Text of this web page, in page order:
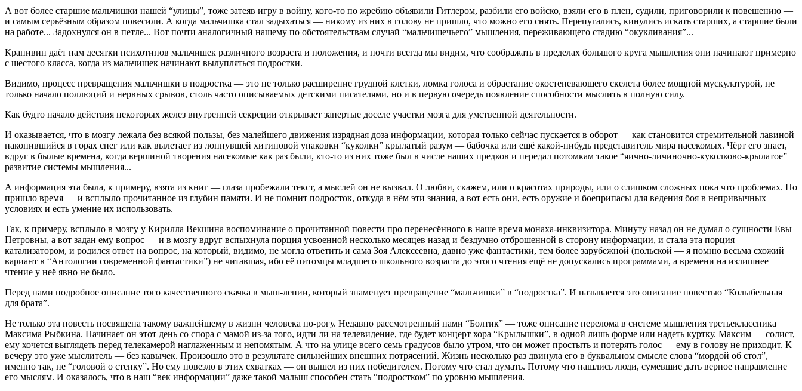
А вот более старшие мальчишки нашей “улицы”, тоже затеяв игру в войну, кого-то по жребию объявили Гитлером, разбили его войско, взяли его в плен, судили, приговорили к повешению —
и самым серьёзным образом повесили. А когда мальчишка стал задыхаться — никому из них в голову не пришло, что можно его снять. Перепугались, кинулись искать старших, а старшие были
на работе... Задохнулся он в петле... Вот почти аналогичный нашему по обстоятельствам случай “мальчишечьего” мышления, переживающего стадию “окукливания”...
Крапивин даёт нам десятки психотипов мальчишек различного возраста и положения, и почти всегда мы видим, что соображать в пределах большого круга мышления они начинают примерно
с шестого класса, когда из мальчишек начинают вылупляться подростки.
Видимо, процесс превращения мальчишки в подростка — это не только расширение грудной клетки, ломка голоса и обрастание окостеневающего скелета более мощной мускулатурой, не
только начало поллюций и нервных срывов, столь часто описываемых детскими писателями, но и в первую очередь появление способности мыслить в полную силу.
Как будто начало действия некоторых желез внутренней секреции открывает запертые доселе участки мозга для умственной деятельности.
И оказывается, что в мозгу лежала без всякой пользы, без малейшего движения изрядная доза информации, которая только сейчас пускается в оборот — как становится стремительной лавиной
накопившийся в горах снег или как вылетает из лопнувшей хитиновой упаковки “куколки” крылатый разум — бабочка или ещё какой-нибудь представитель мира насекомых. Чёрт его знает,
вдруг в былые времена, когда вершиной творения насекомые как раз были, кто-то из них тоже был в числе наших предков и передал потомкам такое “яично-личиночно-куколково-крылатое”
развитие системы мышления...
А информация эта была, к примеру, взята из книг — глаза пробежали текст, а мыслей он не вызвал. О любви, скажем, или о красотах природы, или о слишком сложных пока что проблемах. Но
пришло время — и всплыло прочитанное из глубин памяти. И не помнит подросток, откуда в нём эти знания, а вот есть они, есть оружие и боеприпасы для ведения боя в непривычных
условиях и есть умение их использовать.
Так, к примеру, всплыло в мозгу у Кирилла Векшина воспоминание о прочитанной повести про перенесённого в наше время монаха-инквизитора. Минуту назад он не думал о сущности Евы
Петровны, а вот задан ему вопрос — и в мозгу вдруг вспыхнула порция усвоенной несколько месяцев назад и бездумно отброшенной в сторону информации, и стала эта порция
катализатором, и родился ответ на вопрос, на который, видимо, не могла ответить и сама Зоя Алексеевна, давно уже фантастики, тем более зарубежной (польской — я помню весьма схожий
вариант в “Антологии современной фантастики”) не читавшая, ибо её питомцы младшего школьного возраста до этого чтения ещё не допускались программами, а времени на излишнее
чтение у неё явно не было.
Перед нами подробное описание того качественного скачка в мыш-лении, который знаменует превращение “мальчишки” в “подростка”. И называется это описание повестью “Колыбельная
для брата”.
Не только эта повесть посвящена такому важнейшему в жизни человека по-рогу. Недавно рассмотренный нами “Болтик” — тоже описание перелома в системе мышления третьеклассника
Максима Рыбкина. Начинает он этот день со спора с мамой из-за того, идти ли на телевидение, где будет концерт хора “Крылышки”, в одной лишь форме или надеть куртку. Максим — солист,
ему хочется выглядеть перед телекамерой наглаженным и непомятым. А что на улице всего семь градусов было утром, что он может простыть и потерять голос — ему в голову не приходит. К
вечеру это уже мыслитель — без кавычек. Произошло это в результате сильнейших внешних потрясений. Жизнь несколько раз двинула его в буквальном смысле слова “мордой об стол”,
именно так, не “головой о стенку”. Но ему повезло в этих схватках — он вышел из них победителем. Потому что стал думать. Потому что нашлись люди, сумевшие дать верное направление
его мыслям. И оказалось, что в наш “век информации” даже такой малыш способен стать “подростком” по уровню мышления.